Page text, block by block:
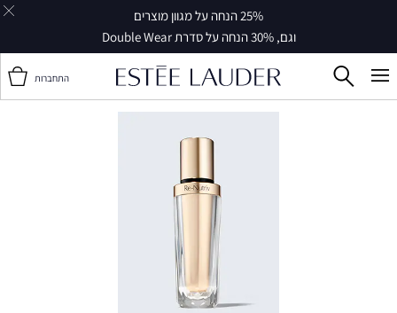
25% הנחה על מגוון מוצרים
וגם, 30% הנחה על סדרת Double Wear
התחברות